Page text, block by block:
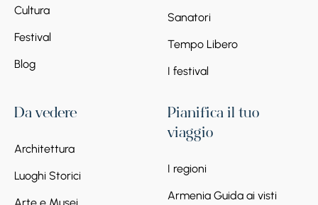
Cultura
Festival
Blog
Sanatori
Tempo Libero
I festival
Da vedere
Architettura
Luoghi Storici
Pianifica il tuo
viaggio
I regioni
Armenia Guida ai visti